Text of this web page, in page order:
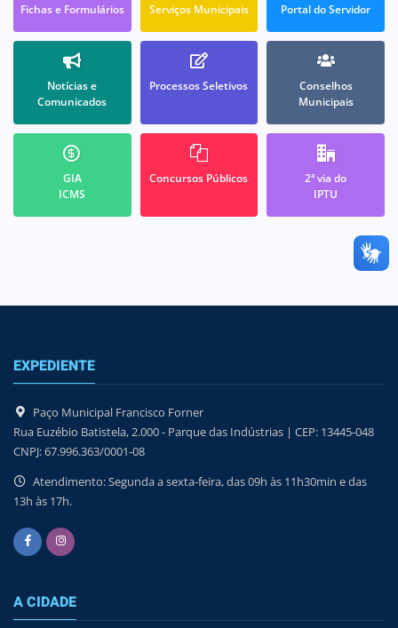
Fichas e Formulários Serviços Municipais Portal do Servidor
Notícias e
Comunicados
Processos Seletivos
Conselhos
Municipais
GIA
ICMS
Concursos Públicos
2ª via do
IPTU
EXPEDIENTE
Paço Municipal Francisco Forner
Rua Euzébio Batistela, 2.000 - Parque das Indústrias | CEP: 13445-048
CNPJ: 67.996.363/0001-08
Atendimento: Segunda a sexta-feira, das 09h às 11h30min e das
13h às 17h.
A CIDADE